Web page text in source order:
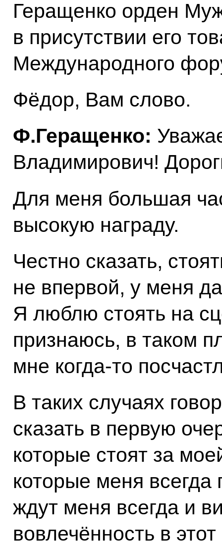
Геращенко орден
в присутствии его
Международного
Фёдор, Вам слово.
Ф.Геращенко:
Владимирович!
Для меня большая
высокую награду.
Честно сказать,
не впервой, у меня
Я люблю стоять на
признаюсь, в таком
мне когда-то
В таких случаях
сказать в первую
которые стоят за
которые меня
ждут меня всегда и
вовлечённость в